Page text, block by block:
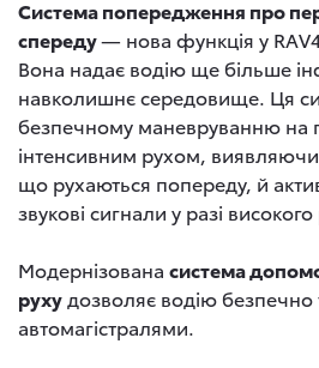
Система попередження про
спереду— нова функція у
Вона надає водію ще більше
навколишнє середовище. Ця
безпечному маневруванню на
інтенсивним рухом, виявляючи
що рухаються попереду, й
звукові сигнали у разі високого
Модернізована система
руху дозволяє водію безпечно
автомагістралями.